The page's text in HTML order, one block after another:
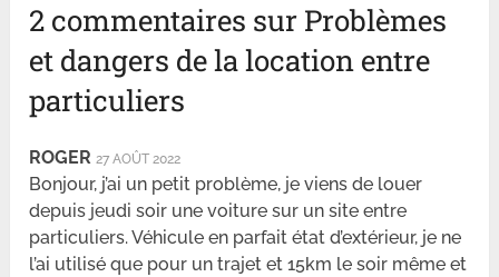
2 commentaires sur Problèmes
et dangers de la location entre
particuliers
ROGER 27 AOÛT 2022
Bonjour, j’ai un petit problème, je viens de louer
depuis jeudi soir une voiture sur un site entre
particuliers. Véhicule en parfait état d’extérieur, je ne
l’ai utilisé que pour un trajet et 15km le soir même et